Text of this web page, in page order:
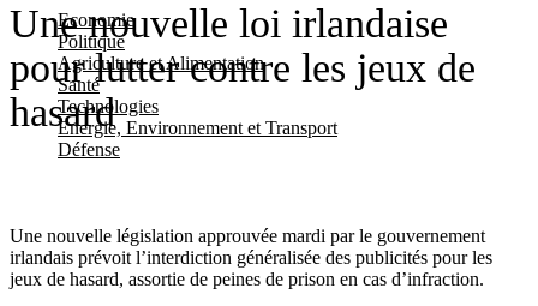
Economie
Politique
Agriculture et Alimentation
Santé
Technologies
Energie, Environnement et Transport
Défense
Une nouvelle loi irlandaise
pour lutter contre les jeux de
hasard
Une nouvelle législation approuvée mardi par le gouvernement
irlandais prévoit l’interdiction généralisée des publicités pour les
jeux de hasard, assortie de peines de prison en cas d’infraction.